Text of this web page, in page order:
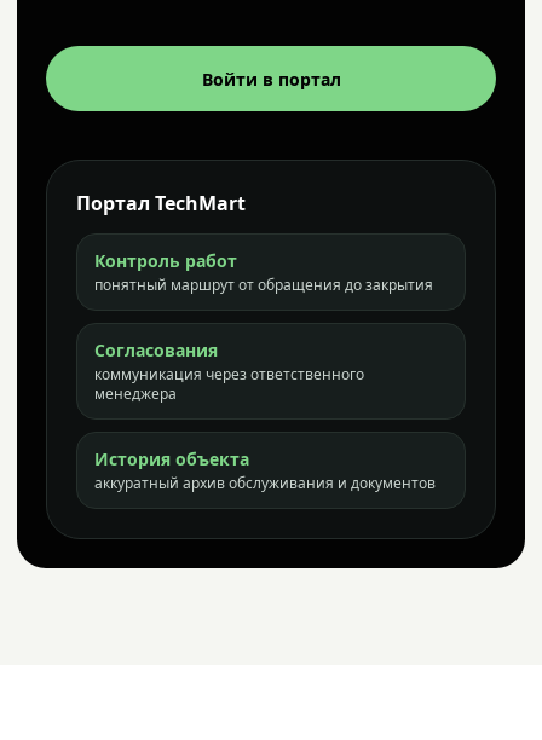
Войти в портал
Портал TechMart
Контроль работ
понятный маршрут от обращения до закрытия
Согласования
коммуникация через ответственного
менеджера
История объекта
аккуратный архив обслуживания и документов